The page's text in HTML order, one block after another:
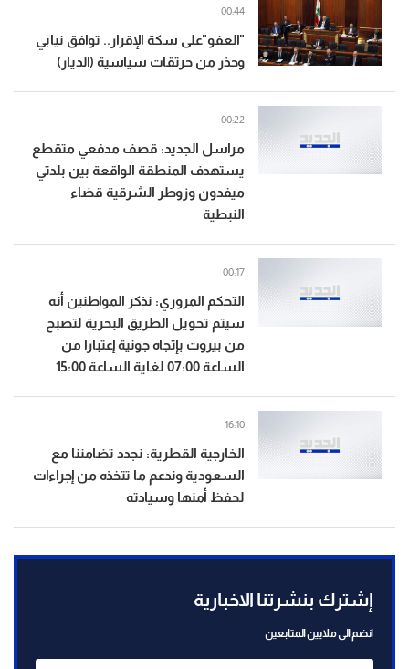
"العفو"على سكة الإقرار.. توافق نيابي
وحذر من حرتقات سياسية (الديار)
00:44
مراسل الجديد: قصف مدفعي متقطع
يستهدف المنطقة الواقعة بين بلدتي
ميفدون وزوطر الشرقية قضاء
النبطية
00:22
التحكم المروري: نذكر المواطنين أنه
سيتم تحويل الطريق البحرية لتصبح
من بيروت بإتجاه جونية إعتبارا من
الساعة 07:00 لغاية الساعة 15:00
00:17
الخارجية القطرية: نجدد تضامننا مع
السعودية وندعم ما تتخذه من إجراءات
لحفظ أمنها وسيادته
16:10
إشترك بنشرتنا الاخبارية
انضم الى ملايين المتابعين